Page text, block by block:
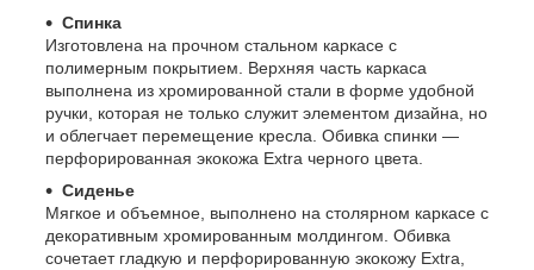
Спинка
Изготовлена на прочном стальном каркасе с
полимерным покрытием. Верхняя часть каркаса
выполнена из хромированной стали в форме удобной
ручки, которая не только служит элементом дизайна, но
и облегчает перемещение кресла. Обивка спинки —
перфорированная экокожа Extra черного цвета.
Сиденье
Мягкое и объемное, выполнено на столярном каркасе с
декоративным хромированным молдингом. Обивка
сочетает гладкую и перфорированную экокожу Extra,